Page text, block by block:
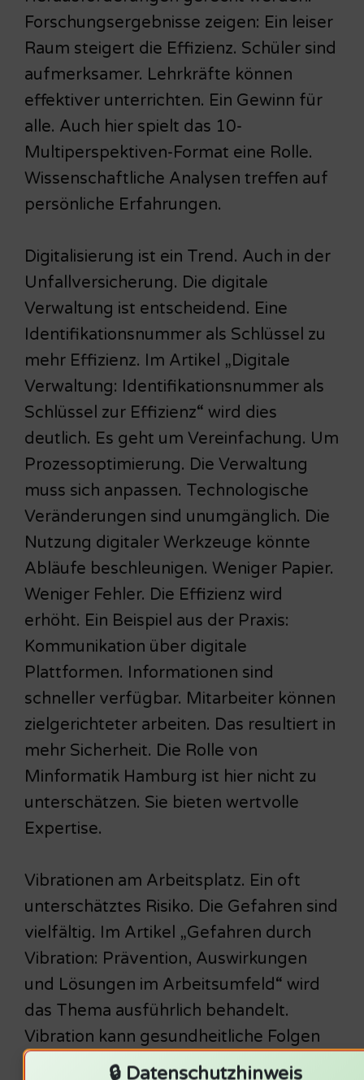
Forschungsergebnisse zeigen: Ein leiser
Raum steigert die Effizienz. Schüler sind
aufmerksamer. Lehrkräfte können
effektiver unterrichten. Ein Gewinn für
alle. Auch hier spielt das 10-
Multiperspektiven-Format eine Rolle.
Wissenschaftliche Analysen treffen auf
persönliche Erfahrungen.
Digitalisierung ist ein Trend. Auch in der
Unfallversicherung. Die digitale
Verwaltung ist entscheidend. Eine
Identifikationsnummer als Schlüssel zu
mehr Effizienz. Im Artikel „Digitale
Verwaltung: Identifikationsnummer als
Schlüssel zur Effizienz“ wird dies
deutlich. Es geht um Vereinfachung. Um
Prozessoptimierung. Die Verwaltung
muss sich anpassen. Technologische
Veränderungen sind unumgänglich. Die
Nutzung digitaler Werkzeuge könnte
Abläufe beschleunigen. Weniger Papier.
Weniger Fehler. Die Effizienz wird
erhöht. Ein Beispiel aus der Praxis:
Kommunikation über digitale
Plattformen. Informationen sind
schneller verfügbar. Mitarbeiter können
zielgerichteter arbeiten. Das resultiert in
mehr Sicherheit. Die Rolle von
Minformatik Hamburg ist hier nicht zu
unterschätzen. Sie bieten wertvolle
Expertise.
Vibrationen am Arbeitsplatz. Ein oft
unterschätztes Risiko. Die Gefahren sind
vielfältig. Im Artikel „Gefahren durch
Vibration: Prävention, Auswirkungen
und Lösungen im Arbeitsumfeld“ wird
das Thema ausführlich behandelt.
Vibration kann gesundheitliche Folgen
haben. Langzeitschäden sind möglich.
🔒 Datenschutzhinweis